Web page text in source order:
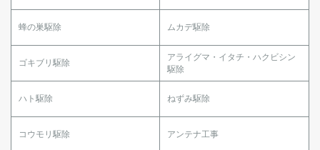
蜂の巣駆除 ムカデ駆除
ゴキブリ駆除
アライグマ・イタチ・ハクビシン
駆除
ハト駆除 ねずみ駆除
コウモリ駆除 アンテナ工事